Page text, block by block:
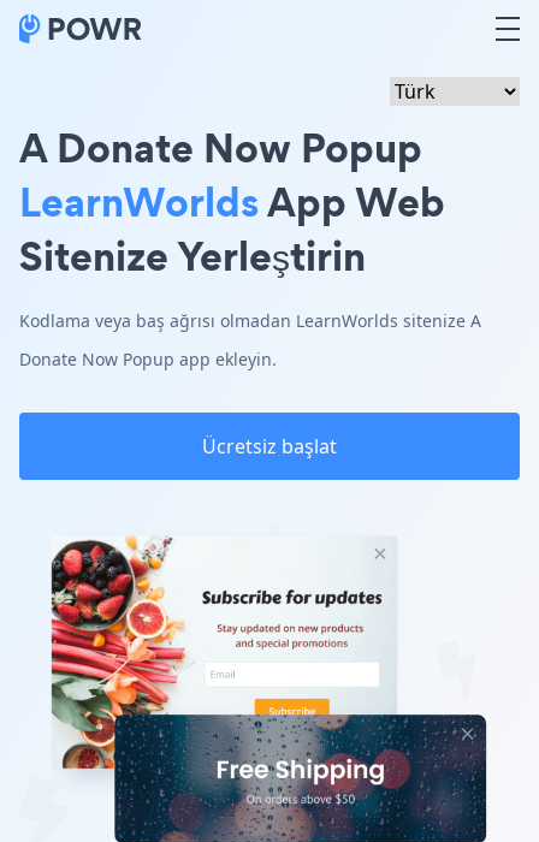
A Donate Now Popup
LearnWorldsApp Web
Sitenize Yerleştirin
Kodlama veya baş ağrısı olmadan LearnWorlds sitenize A
Donate Now Popup app ekleyin.
Ücretsiz başlat